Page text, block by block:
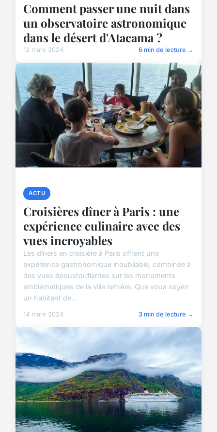
Comment passer une nuit dans
un observatoire astronomique
dans le désert d'Atacama ?
12 mars 2024 6 min de lecture →
ACTU
Croisières dîner à Paris : une
expérience culinaire avec des
vues incroyables
Les dîners en croisière à Paris offrent une
expérience gastronomique inoubliable, combinée à
des vues époustouflantes sur les monuments
emblématiques de la ville lumière. Que vous soyez
un habitant de...
14 mars 2024 3 min de lecture →